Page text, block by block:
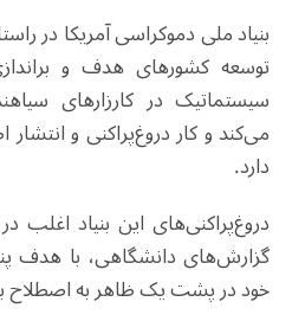
بنیاد ملی دموکراسی آمریکا در
توسعه کشورهای هدف و
سیستماتیک در کارزارهای
می‌کند و کار دروغ‌پراکنی و
دارد.
دروغ‌‌پراکنی‌های این بنیاد
گزارش‌های دانشگاهی، با هدف
خود در پشت یک ظاهر به